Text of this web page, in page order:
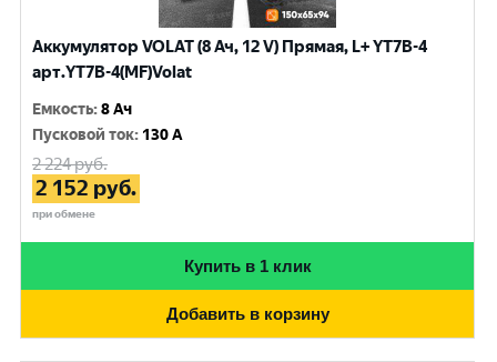
Аккумулятор VOLAT (8 Ач, 12 V) Прямая, L+ YT7B-4
арт.YT7B-4(MF)Volat
Емкость:8 Ач
Пусковой ток: 130 A
2 224руб.
2 152 руб.
при обмене
Купить в 1 клик
Добавить в корзину